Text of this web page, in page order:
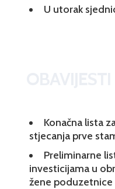
U utorak
Konačna lista
stjecanja prve
Preliminarne
investicijama u
žene poduzetnice